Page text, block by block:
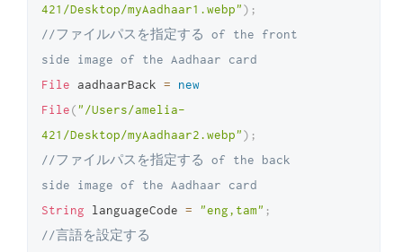
421/Desktop/myAadhaar1.webp") ;
//ファイルパスを指定する of the front
side image of the Aadhaar card
File aadhaarBack =
new
File("/Users/amelia-
421/Desktop/myAadhaar2.webp") ;
//ファイルパスを指定する of the back
side image of the Aadhaar card
String languageCode = "eng,tam" ;
//言語を設定する